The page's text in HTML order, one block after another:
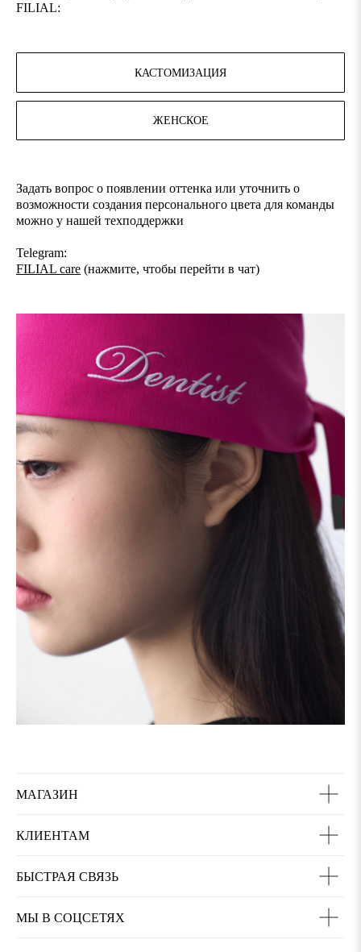
FILIAL:
КАСТОМИЗАЦИЯ
ЖЕНСКОЕ
Задать вопрос о появлении оттенка или уточнить о
возможности создания персонального цвета для команды
можно у нашей техподдержки
Telegram:
FILIAL care (нажмите, чтобы перейти в чат)
МАГАЗИН
КЛИЕНТАМ
БЫСТРАЯ СВЯЗЬ
МЫ В СОЦСЕТЯХ